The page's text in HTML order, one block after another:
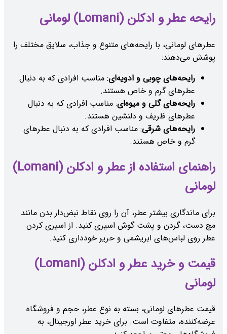
رایحه عطر و ادکلن (Lomani) لومانی
عطرهای لومانی، با رایحه‌های متنوع و جذاب، سلایق مختلف را
پوشش می‌دهند:
رایحه‌های چوبی و ادویه‌ای: مناسب افرادی که به دنبال
عطرهای گرم و خاص هستند.
رایحه‌های گلی و میوه‌ای: مناسب افرادی که به دنبال
عطرهای ظریف و دلنشین هستند.
رایحه‌های شرقی: مناسب افرادی که به دنبال عطرهای
گرم و خاص هستند.
راهنمای استفاده از عطر و ادکلن (Lomani)
لومانی
برای ماندگاری بیشتر عطر، آن را روی نقاط نبض‌دار بدن مانند
مچ دست، گردن و پشت گوش اسپری کنید. از اسپری کردن
عطر روی لباس‌های ابریشمی و حریر خودداری کنید.
قیمت و خرید عطر و ادکلن (Lomani)
لومانی
قیمت عطرهای لومانی، بسته به نوع عطر، حجم و فروشگاه
عرضه‌کننده، متفاوت است. برای خرید عطر اورجینال، به